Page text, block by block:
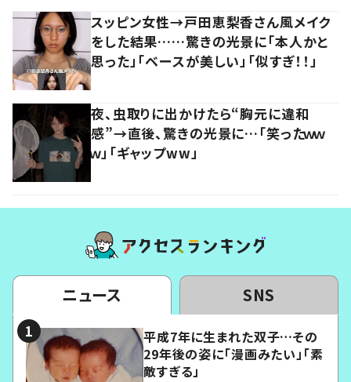
スッピン女性→戸田恵梨香さん風メイク
をした結果……驚きの光景に「本人かと
思った」「ベースが美しい」「似すぎ！！」
夜、虫取りに出かけたら“胸元に違和
感”→直後、驚きの光景に…「笑ったｗｗ
ｗ」「ギャップww」
ニュース SNS
平成7年に生まれた双子…その
29年後の姿に「漫画みたい」「素
敵すぎる」